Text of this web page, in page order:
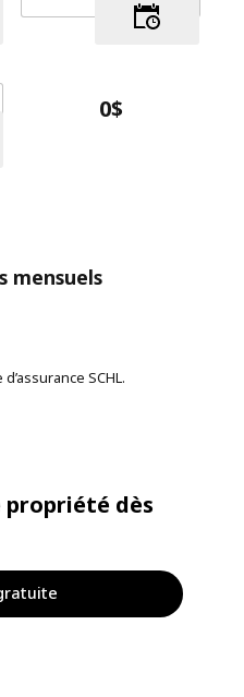
mensuels
SCHL.
dès